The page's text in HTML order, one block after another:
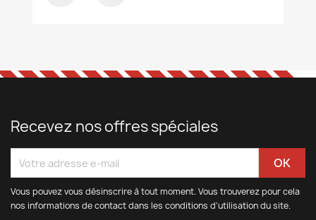
Recevez nos offres spéciales
Vous pouvez vous désinscrire à tout moment. Vous trouverez pour cela
nos informations de contact dans les conditions d'utilisation du site.